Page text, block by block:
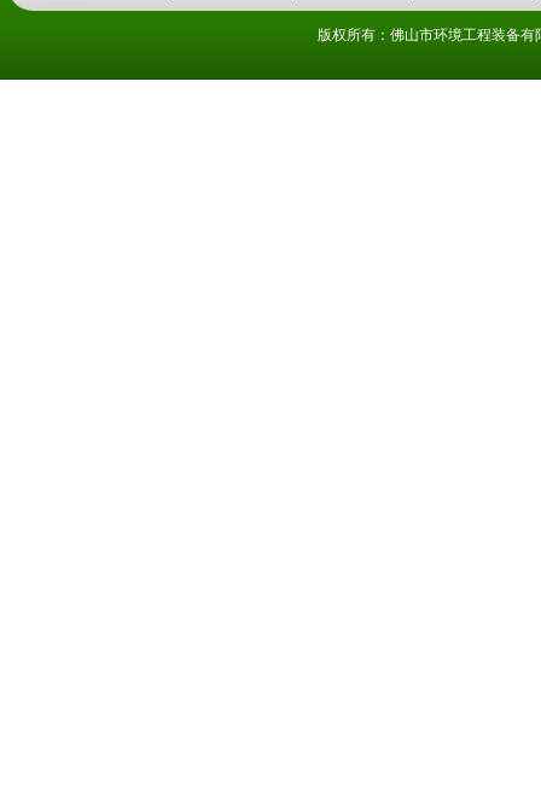
版权所有：佛山市环境工程装备有